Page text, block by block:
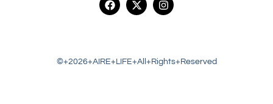
©+2026+AIRE+LIFE+All+Rights+Reserved